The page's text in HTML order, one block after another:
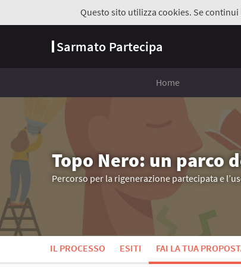
Questo sito utilizza cookies. Se
Sarmato Partecipa
Home
Topo Nero: un parco
Percorso per la rigenerazione partecipata e
IL PROCESSO ESITI FAI LA TUA